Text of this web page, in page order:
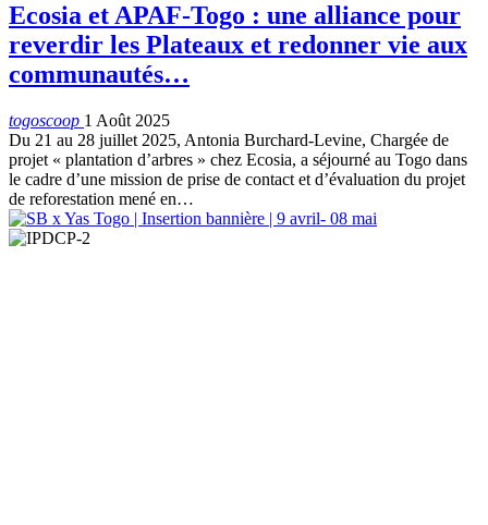
Ecosia et APAF-Togo : une alliance pour
reverdir les Plateaux et redonner vie aux
communautés…
togoscoop 1 Août 2025
Du 21 au 28 juillet 2025, Antonia Burchard-Levine, Chargée de
projet « plantation d’arbres » chez Ecosia, a séjourné au Togo dans
le cadre d’une mission de prise de contact et d’évaluation du projet
de reforestation mené en…